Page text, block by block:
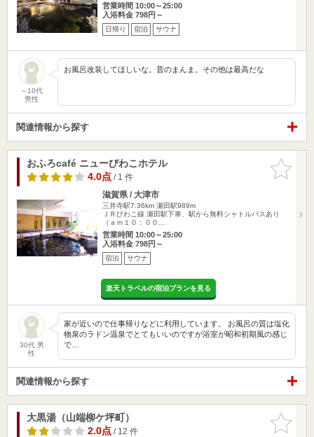
営業時間 10:00～25:00
入浴料金 798円～
日帰り 宿泊 サウナ
～10代
男性
お風呂改装してほしいな。昔のまんま。その他は最高だな
関連情報から探す
お気に入
りに追加
おふろcafé ニューびわこホテル
4.0点/ 1 件
滋賀県 / 大津市
三井寺駅7.36km 瀬田駅989m
ＪＲびわこ線 瀬田駅下車、駅から無料シャトルバスあり
（ａｍ１０：００…
営業時間 10:00～25:00
入浴料金 798円～
宿泊 サウナ
楽天トラベルの宿泊プランを見る
30代 男
性
家が近いので仕事帰りなどに利用しています。 お風呂の質は塩化
物泉のラドン温泉でとてもいいのですが浴室が昭和初期風の感じ
で…
関連情報から探す
お気に入
りに追加
大黒湯（山端柳ケ坪町）
2.0点/ 12 件